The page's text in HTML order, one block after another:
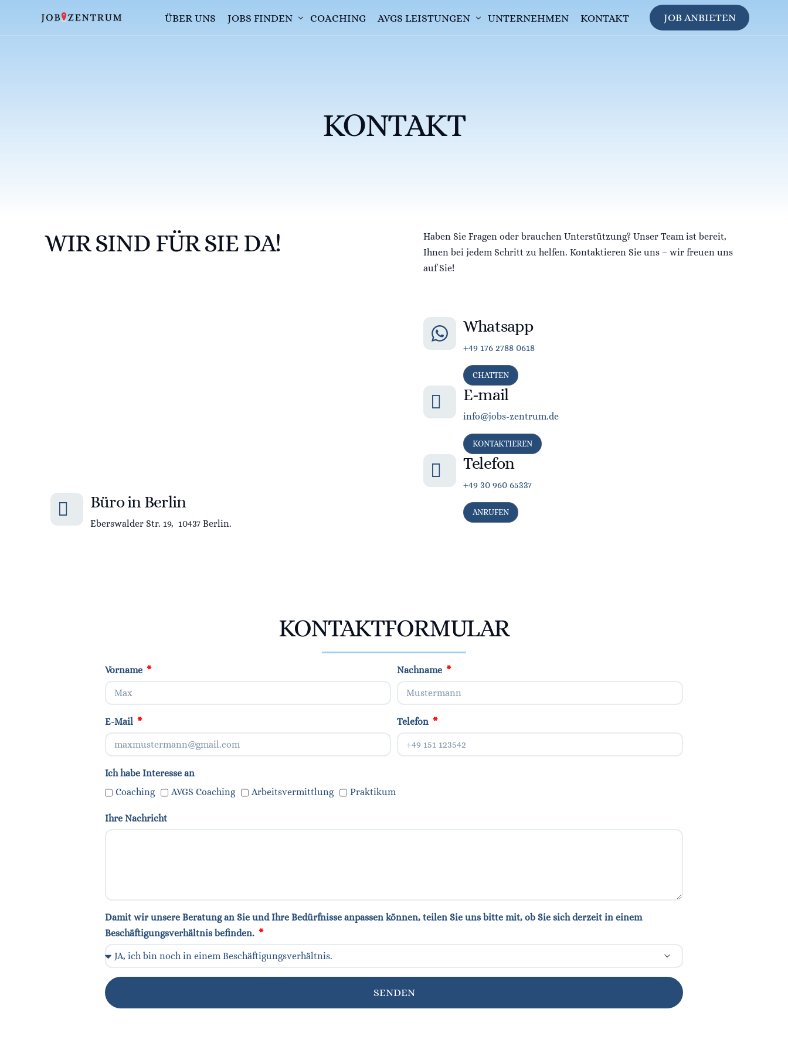
ÜBER UNS JOBS FINDEN COACHING AVGS LEISTUNGEN UNTERNEHMEN KONTAKT JOB ANBIETEN
KONTAKT
WIR SIND FÜR SIE DA!
Haben Sie Fragen oder brauchen Unterstützung? Unser Team ist bereit,
Ihnen bei jedem Schritt zu helfen. Kontaktieren Sie uns – wir freuen uns
auf Sie!
Büro in Berlin
Eberswalder Str. 19, 10437 Berlin.
Whatsapp
+49 176 2788 0618
CHATTEN
E-mail
info@jobs-zentrum.de
KONTAKTIEREN
Telefon
+49 30 960 65337
ANRUFEN
KONTAKTFORMULAR
Vorname Nachname
E-Mail Telefon
Ich habe Interesse an
Coaching
AVGS Coaching Arbeitsvermittlung Praktikum
Ihre Nachricht
Damit wir unsere Beratung an Sie und Ihre Bedürfnisse anpassen können, teilen Sie uns bitte mit, ob Sie sich derzeit in einem
Beschäftigungsverhältnis befinden.
SENDEN